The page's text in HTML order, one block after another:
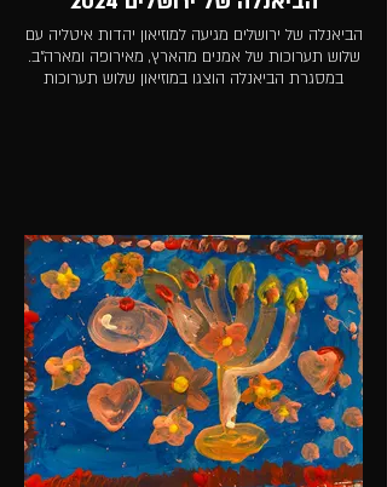
הביאנלה של ירושלים מגיעה למוזיאון יהדות איטליה עם
שלוש תערוכות של אמנים מהארץ, מאירופה ומארה"ב.
במסגרת הביאנלה הוצגו במוזיאון שלוש תערוכות